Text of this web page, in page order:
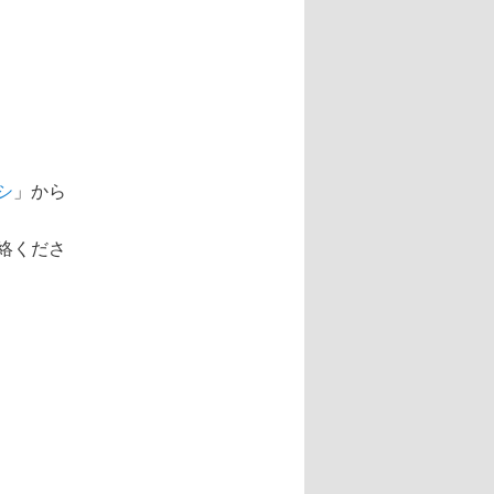
」から
くださ